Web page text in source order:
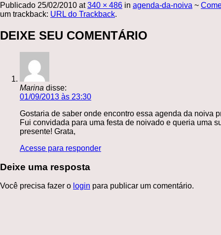
Publicado 25/02/2010 at340 × 486 in agenda-da-noiva ~
um trackback: URL do Trackback.
DEIXE SEU COMENTÁRIO
Marina disse:
01/09/2013 às 23:30
Gostaria de saber onde encontro essa agenda da noiva
Fui convidada para uma festa de noivado e queria uma
presente! Grata,
Acesse para responder
Deixe uma resposta
Você precisa fazer o login para publicar um comentário.